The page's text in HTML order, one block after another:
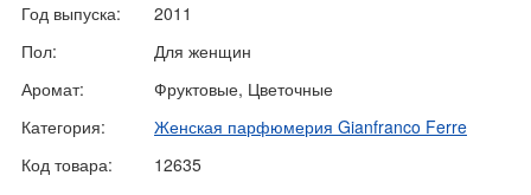
Год выпуска:
2011
Пол:
Для женщин
Аромат:
Фруктовые, Цветочные
Категория:
Женская парфюмерия Gianfranco Ferre
Код товара:
12635